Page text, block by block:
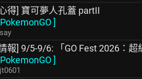
得] 寶可夢人孔蓋 partII
PokemonGO]
報] 9/5-9/6: 「GO Fest 2026：超
PokemonGO]